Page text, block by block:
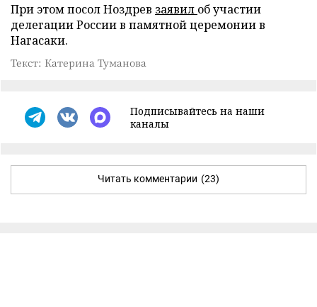
При этом посол Ноздрев заявил об участии
делегации России в памятной церемонии в
Нагасаки.
Текст: Катерина Туманова
Подписывайтесь на наши
каналы
Читать комментарии (23)